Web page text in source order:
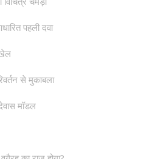
पहली दवा
से मुकाबला
मॉडल